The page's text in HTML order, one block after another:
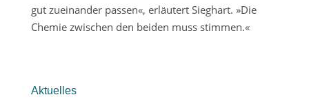
gut zueinander passen«, erläutert Sieghart. »Die
Chemie zwischen den beiden muss stimmen.«
Aktuelles